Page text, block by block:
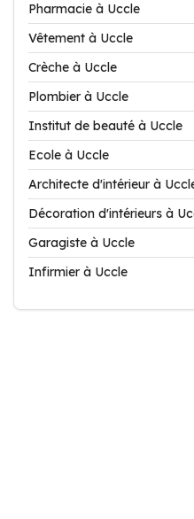
Pharmacie à Uccle
Vêtement à Uccle
Crèche à Uccle
Plombier à Uccle
Institut de beauté à Uccle
Ecole à Uccle
Architecte d'intérieur à
Décoration d'intérieurs à
Garagiste à Uccle
Infirmier à Uccle